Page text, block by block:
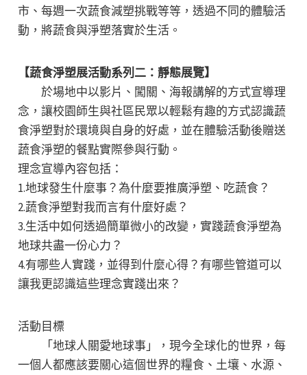
市、每週一次蔬食減塑挑戰等等，透過不同的體驗活
動，將蔬食與淨塑落實於生活。
【蔬食淨塑展活動系列二：靜態展覽】
於場地中以影片、闖關、海報講解的方式宣導理
念，讓校園師生與社區民眾以輕鬆有趣的方式認識蔬
食淨塑對於環境與自身的好處，並在體驗活動後贈送
蔬食淨塑的餐點實際參與行動。
理念宣導內容包括：
1.地球發生什麼事？為什麼要推廣淨塑、吃蔬食？
2.蔬食淨塑對我而言有什麼好處？
3.生活中如何透過簡單微小的改變，實踐蔬食淨塑為
地球共盡一份心力？
4.有哪些人實踐，並得到什麼心得？有哪些管道可以
讓我更認識這些理念實踐出來？
活動目標
「地球人關愛地球事」，現今全球化的世界，每
一個人都應該要關心這個世界的糧食、土壤、水源、